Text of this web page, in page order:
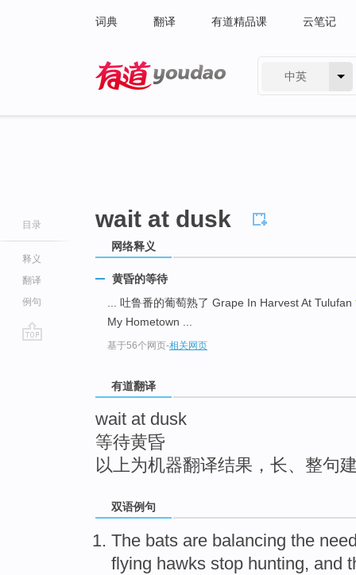
词典 翻译 有道精品课 云笔记
中英
目录
释义
翻译
例句
wait at dusk
网络释义
黄昏的等待
... 吐鲁番的葡萄熟了 Grape In Harvest At Tulufan
My Hometown ...
基于56个网页-相关网页
有道翻译
wait at dusk
等待黄昏
以上为机器翻译结果，长、整句
双语例句
The bats are balancing the
flying hawks stop hunting, and